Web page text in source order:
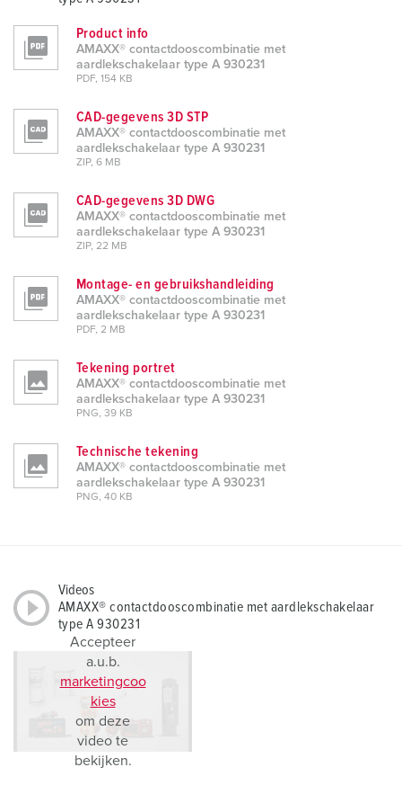
Product info
AMAXX® contactdooscombinatie met
aardlekschakelaar type A 930231
PDF, 154 KB
CAD-gegevens 3D STP
AMAXX® contactdooscombinatie met
aardlekschakelaar type A 930231
ZIP, 6 MB
CAD-gegevens 3D DWG
AMAXX® contactdooscombinatie met
aardlekschakelaar type A 930231
ZIP, 22 MB
Montage- en gebruikshandleiding
AMAXX® contactdooscombinatie met
aardlekschakelaar type A 930231
PDF, 2 MB
Tekening portret
AMAXX® contactdooscombinatie met
aardlekschakelaar type A 930231
PNG, 39 KB
Technische tekening
AMAXX® contactdooscombinatie met
aardlekschakelaar type A 930231
PNG, 40 KB
Videos
AMAXX® contactdooscombinatie met aardlekschakelaar
type A 930231
Accepteer
a.u.b.
marketingcoo
kies
om deze
video te
bekijken.